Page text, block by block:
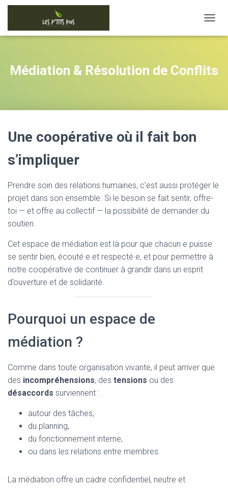
É
I
E
O
N
Médiation & Résolution de Conflits
Une coopérative où il fait bon
s’impliquer
Prendre soin des relations humaines, c’est aussi protéger le
projet dans son ensemble. Si le besoin se fait sentir, offre-
toi — et offre au collectif — la possibilité de demander du
soutien.
Cet espace de médiation est là pour que chacun·e puisse
se sentir bien, écouté·e et respecté·e, et pour permettre à
notre coopérative de continuer à grandir dans un esprit
d’ouverture et de solidarité.
Pourquoi un espace de
médiation ?
Comme dans toute organisation vivante, il peut arriver que
des incompréhensions, des tensions ou des
désaccords surviennent :
autour des tâches,
du planning,
du fonctionnement interne,
ou dans les relations entre membres.
La médiation offre un cadre confidentiel, neutre et